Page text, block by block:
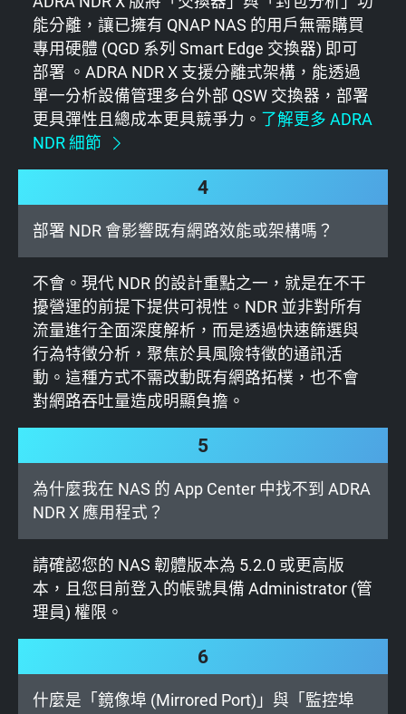
能分離，讓已擁有 QNAP NAS 的用戶無需購買
專用硬體 (QGD 系列 Smart Edge 交換器) 即可
部署 。ADRA NDR X 支援分離式架構，能透過
單一分析設備管理多台外部 QSW 交換器，部署
更具彈性且總成本更具競爭力。
了解更多 ADRA
NDR 細節
4
部署 NDR 會影響既有網路效能或架構嗎？
不會。現代 NDR 的設計重點之一，就是在不干
擾營運的前提下提供可視性。NDR 並非對所有
流量進行全面深度解析，而是透過快速篩選與
行為特徵分析，聚焦於具風險特徵的通訊活
動。這種方式不需改動既有網路拓樸，也不會
對網路吞吐量造成明顯負擔。
5
為什麼我在 NAS 的 App Center 中找不到 ADRA
NDR X 應用程式？
請確認您的 NAS 韌體版本為 5.2.0 或更高版
本，且您目前登入的帳號具備 Administrator (管
理員) 權限。
6
什麼是「鏡像埠 (Mirrored Port)」與「監控埠